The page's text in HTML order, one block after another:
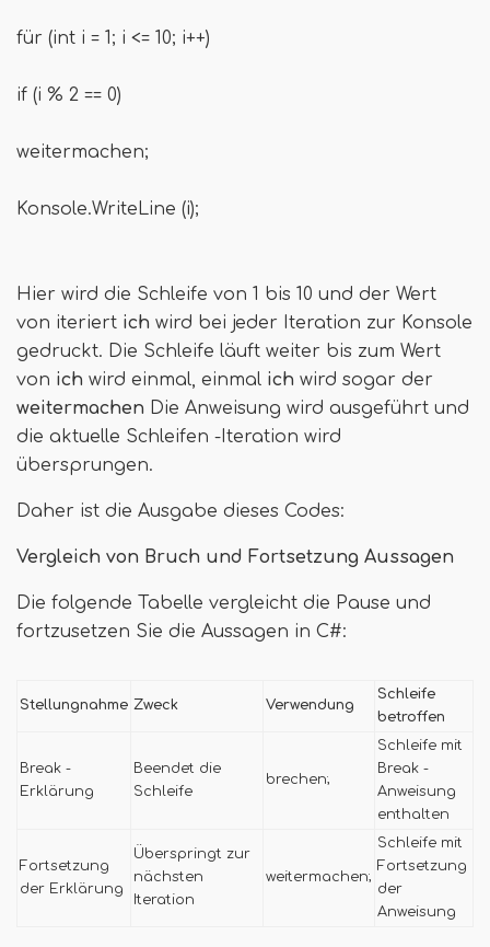
für (int i = 1; i <= 10; i++)
if (i % 2 == 0)
weitermachen;
Konsole.WriteLine (i);
Hier wird die Schleife von 1 bis 10 und der Wert
von iteriert ich wird bei jeder Iteration zur Konsole
gedruckt. Die Schleife läuft weiter bis zum Wert
von ich wird einmal, einmal ich wird sogar der
weitermachen Die Anweisung wird ausgeführt und
die aktuelle Schleifen -Iteration wird
übersprungen.
Daher ist die Ausgabe dieses Codes:
Vergleich von Bruch und Fortsetzung Aussagen
Die folgende Tabelle vergleicht die Pause und
fortzusetzen Sie die Aussagen in C#:
Stellungnahme Zweck Verwendung
Schleife
betroffen
Break -
Erklärung
Beendet die
Schleife
brechen;
Schleife mit
Break -
Anweisung
enthalten
Fortsetzung
der Erklärung
Überspringt zur
nächsten
Iteration
weitermachen;
Schleife mit
Fortsetzung
der
Anweisung